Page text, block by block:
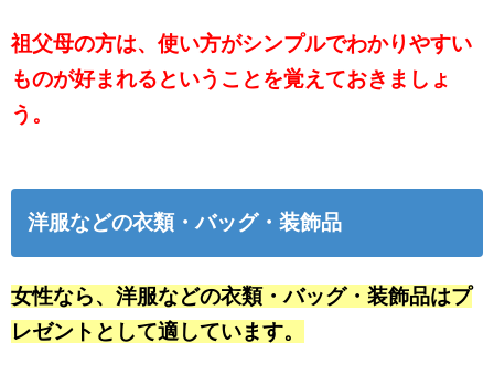
祖父母の方は、使い方がシンプルでわかりやすい
ものが好まれるということを覚えておきましょ
う。
洋服などの衣類・バッグ・装飾品
女性なら、洋服などの衣類・バッグ・装飾品はプ
レゼントとして適しています。